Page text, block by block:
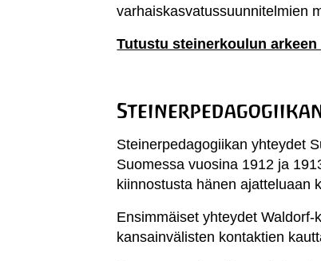
varhaiskasvatussuunnitelmien
Tutustu steinerkoulun arkeen
Steinerpedagogiikan yhteydet
Suomessa vuosina 1912 ja
kiinnostusta hänen ajatteluaan
Ensimmäiset yhteydet
kansainvälisten kontaktien